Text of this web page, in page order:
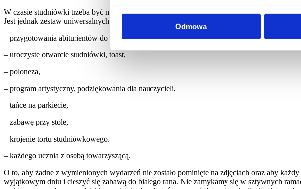
Odmowa
W czasie studniówki trzeba być mocno skoncentrowanym, jeżeli chce się wykonać dobry
Jest jednak zestaw uniwersalnych i sprawdzonych okoliczności, które na każdej studniówce
– przygotowania abiturientów do rozpoczęcia imprezy,
– uroczyste otwarcie studniówki, toast,
– poloneza,
– program artystyczny, podziękowania dla nauczycieli,
– tańce na parkiecie,
– zabawę przy stole,
– krojenie tortu studniówkowego,
– każdego ucznia z osobą towarzyszącą.
O to, aby żadne z wymienionych wydarzeń nie zostało pominięte na zdjęciach oraz aby
wyjątkowym dniu i cieszyć się zabawą do białego rana. Nie zamykamy się w sztywnych